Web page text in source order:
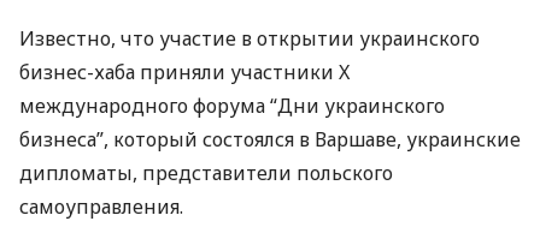
Известно, что участие в открытии украинского
бизнес-хаба приняли участники X
международного форума “Дни украинского
бизнеса”, который состоялся в Варшаве, украинские
дипломаты, представители польского
самоуправления.